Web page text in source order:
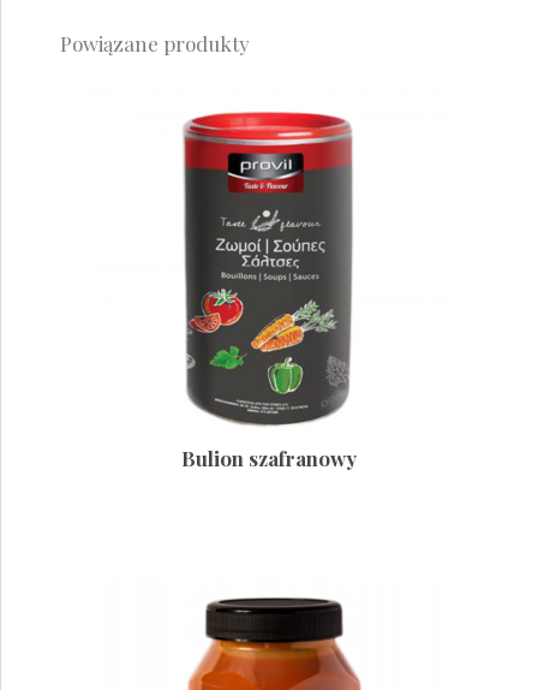
Powiązane produkty
Bulion szafranowy